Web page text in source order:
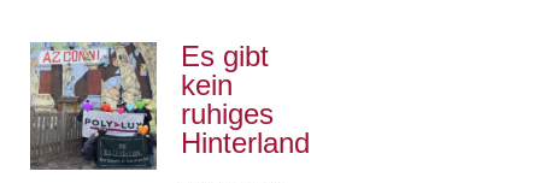
Es gibt
kein
ruhiges
Hinterland